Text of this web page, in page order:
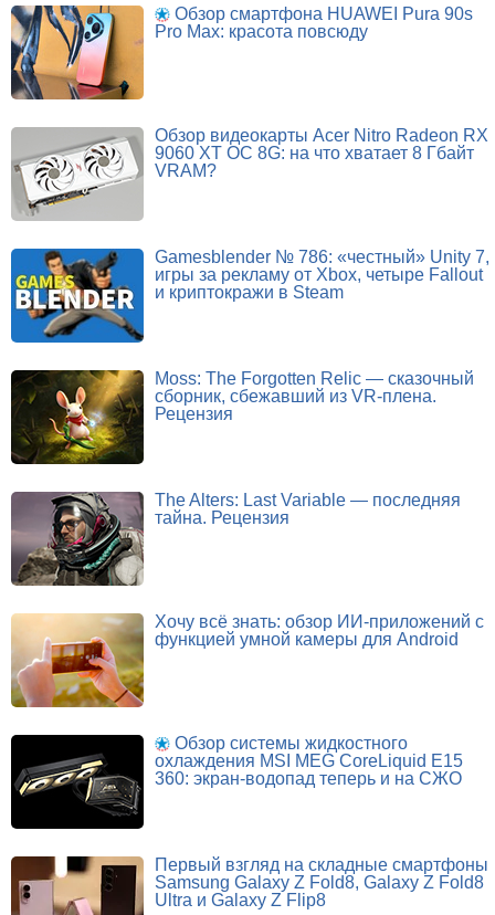
Обзор смартфона HUAWEI Pura 90s
Pro Max: красота повсюду
Обзор видеокарты Acer Nitro Radeon RX
9060 XT OC 8G: на что хватает 8 Гбайт
VRAM?
Gamesblender № 786: «честный» Unity 7,
игры за рекламу от Xbox, четыре Fallout
и криптокражи в Steam
Moss: The Forgotten Relic — сказочный
сборник, сбежавший из VR-плена.
Рецензия
The Alters: Last Variable — последняя
тайна. Рецензия
Хочу всё знать: обзор ИИ-приложений с
функцией умной камеры для Android
Обзор системы жидкостного
охлаждения MSI MEG CoreLiquid E15
360: экран-водопад теперь и на СЖО
Первый взгляд на складные смартфоны
Samsung Galaxy Z Fold8, Galaxy Z Fold8
Ultra и Galaxy Z Flip8